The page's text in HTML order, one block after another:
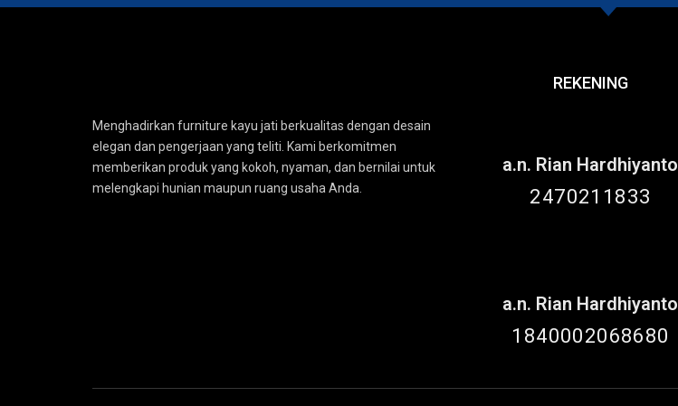
Menghadirkan furniture kayu jati berkualitas dengan desain
elegan dan pengerjaan yang teliti. Kami berkomitmen
memberikan produk yang kokoh, nyaman, dan bernilai untuk
melengkapi hunian maupun ruang usaha Anda.
REKENING
a.n. Rian Hardhiyanto
2470211833
a.n. Rian Hardhiyanto
1840002068680